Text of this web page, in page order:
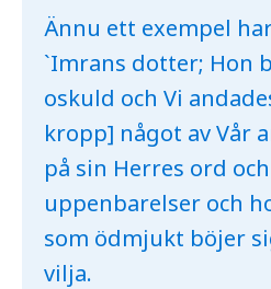
Ännu ett exempel
`Imrans dotter; Hon
oskuld och Vi
kropp] något av Vår
på sin Herres ord
uppenbarelser och
som ödmjukt böjer
vilja.